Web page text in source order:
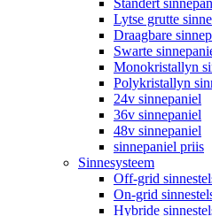
Standert
Lytse grutte
Draagbare
Swarte
Monokristallyn
Polykristallyn
24v sinnepaniel
36v sinnepaniel
48v sinnepaniel
sinnepaniel priis
Sinnesysteem
Off-grid
On-grid
Hybride